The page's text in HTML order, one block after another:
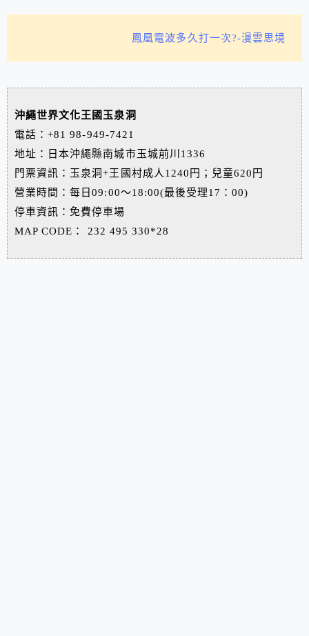
鳳凰電波多久打一次?-漫雲思境
沖繩世界文化王國玉泉洞
電話：+81 98-949-7421
地址：日本沖繩縣南城市玉城前川1336
門票資訊：玉泉洞+王國村成人1240円；兒童620円
營業時間：每日09:00～18:00(最後受理17：00)
停車資訊：免費停車場
MAP CODE‎： ‎232 495 330*28